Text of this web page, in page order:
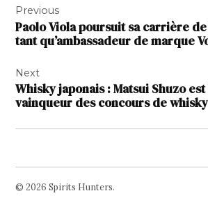
de
l’article
Previous
Paolo Viola poursuit sa carrière
tant qu’ambassadeur de marque
Next
Whisky japonais : Matsui Shuzo
vainqueur des concours de whisky
© 2026 Spirits Hunters.